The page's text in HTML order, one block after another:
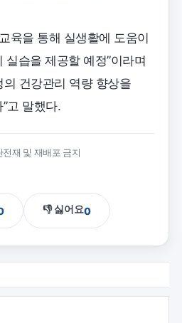
육을 통해 실생활에 도움이
실습을 제공할 예정”이라며
의 건강관리 역량 향상을
고 말했다.
재 및 재배포 금지
👎 싫어요0